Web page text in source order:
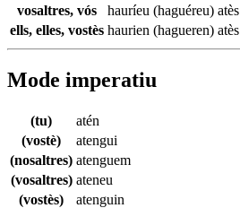
vosaltres, vós
hauríeu (haguéreu) atès
ells, elles, vostès haurien (hagueren) atès
Mode imperatiu
(tu)
atén
(vostè)
atengui
(nosaltres) atenguem
(vosaltres) ateneu
(vostès)
atenguin